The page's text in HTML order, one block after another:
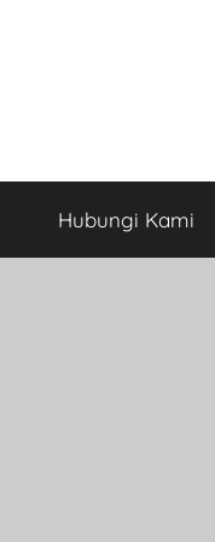
Hubungi Kami